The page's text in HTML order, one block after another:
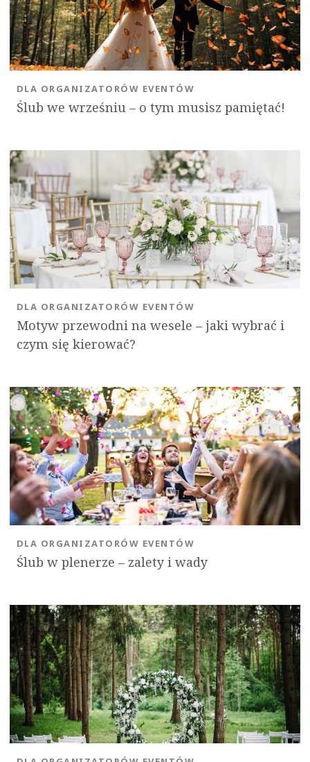
Ślub we wrześniu – o tym musisz pamiętać!
DLA ORGANIZATORÓW EVENTÓW
Motyw przewodni na wesele – jaki wybrać i
czym się kierować?
DLA ORGANIZATORÓW EVENTÓW
Ślub w plenerze – zalety i wady
DLA ORGANIZATORÓW EVENTÓW
OK